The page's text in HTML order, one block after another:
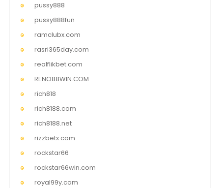
pussy888
pussy888fun
ramclubx.com
rasri365day.com
realflikbet.com
RENO88WIN.COM
rich818
rich8188.com
rich8188.net
rizzbetx.com
rockstar66
rockstar66win.com
royal99y.com